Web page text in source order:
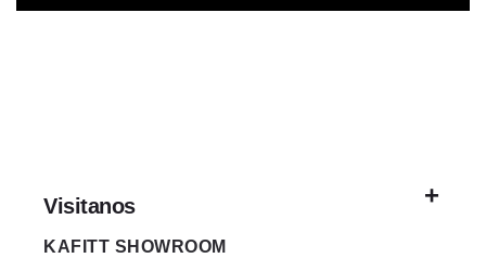
Visitanos
KAFITT SHOWROOM